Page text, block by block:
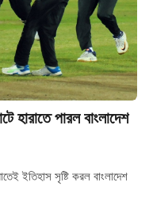
পারল বাংলাদেশ
ইতিহাস সৃষ্টি করল বাংলাদেশ